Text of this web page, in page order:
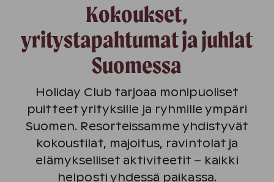
Kokoukset,
yritystapahtumat ja juhlat
Suomessa
Holiday Club tarjoaa monipuoliset
puitteet yrityksille ja ryhmille ympäri
Suomen. Resorteissamme yhdistyvät
kokoustilat, majoitus, ravintolat ja
elämykselliset aktiviteetit – kaikki
helposti yhdessä paikassa.